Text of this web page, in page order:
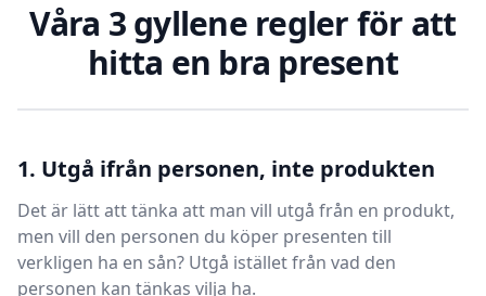
Våra 3 gyllene regler för att
hitta en bra present
1. Utgå ifrån personen, inte produkten
Det är lätt att tänka att man vill utgå från en produkt,
men vill den personen du köper presenten till
verkligen ha en sån? Utgå istället från vad den
personen kan tänkas vilja ha.